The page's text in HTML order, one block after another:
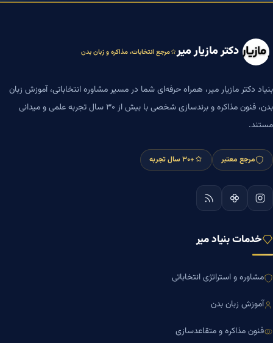
دکتر مازیار میر مرجع انتخابات، مذاکره و زبان بدن
بنیاد دکتر مازیار میر، همراه حرفه‌ای شما در مسیر مشاوره انتخاباتی، آموزش زبان
بدن، فنون مذاکره و برندسازی شخصی با بیش از ۳۰ سال تجربه علمی و میدانی
مستند.
مرجع معتبر +۳۰ سال تجربه
خدمات بنیاد میر
مشاوره و استراتژی انتخاباتی
آموزش زبان بدن
فنون مذاکره و متقاعدسازی